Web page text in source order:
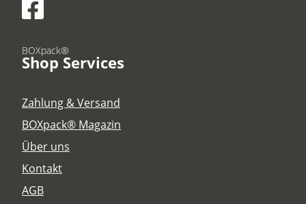
BOXpack®
Shop Services
Zahlung & Versand
BOXpack® Magazin
Über uns
Kontakt
AGB